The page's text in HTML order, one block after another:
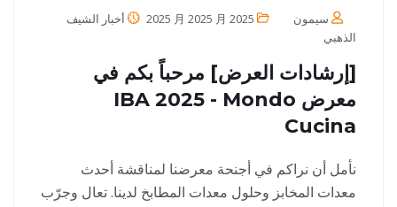
سيمون 2025 月 2025 月 2025
أخبار الشيف
الذهبي
[إرشادات العرض] مرحباً بكم في
معرض IBA 2025 - Mondo
Cucina
نأمل أن نراكم في أجنحة معرضنا لمناقشة أحدث
معدات المخابز وحلول معدات المطابخ لدينا. تعال وجرّب